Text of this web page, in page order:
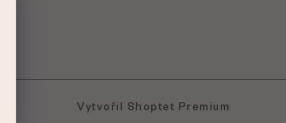
Vytvořil Shoptet Premium